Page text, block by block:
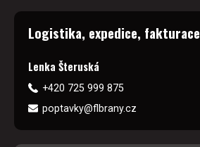
Logistika, expedice, fakturace
Lenka Šteruská
+420 725 999 875
poptavky@flbrany.cz